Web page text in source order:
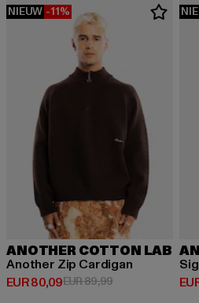
NIEUW -11%
ANOTHER COTTON LAB
Another Zip Cardigan
EUR 80,09
Huidige prijs: EUR 80,09
EUR 89,99Actieprijs: EUR